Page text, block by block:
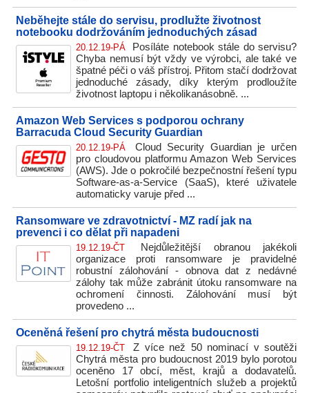
Neběhejte stále do servisu, prodlužte životnost
notebooku dodržováním jednoduchých zásad
20.12.19-PÁ
Posíláte notebook stále do servisu?
Chyba nemusí být vždy ve výrobci, ale také ve
špatné péči o váš přístroj. Přitom stačí dodržovat
jednoduché zásady, díky kterým prodloužíte
životnost laptopu i několikanásobně. ...
Amazon Web Services s podporou ochrany
Barracuda Cloud Security Guardian
20.12.19-PÁ
Cloud Security Guardian je určen
pro cloudovou platformu Amazon Web Services
(AWS). Jde o pokročilé bezpečnostní řešení typu
Software-as-a-Service (SaaS), které uživatele
automaticky varuje před ...
Ransomware ve zdravotnictví - MZ radí jak na
prevenci i co dělat při napadeni
19.12.19-ČT
Nejdůležitější obranou jakékoli
organizace proti ransomware je pravidelné
robustní zálohování - obnova dat z nedávné
zálohy tak může zabránit útoku ransomware na
ochromení činnosti. Zálohování musí být
provedeno ...
Oceněná řešení pro chytrá města budoucnosti
19.12.19-ČT
Z více než 50 nominací v soutěži
Chytrá města pro budoucnost 2019 bylo porotou
oceněno 17 obcí, měst, krajů a dodavatelů.
Letošní portfolio inteligentních služeb a projektů